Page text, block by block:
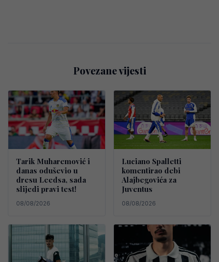
Povezane vijesti
Tarik Muharemović i
danas oduševio u
dresu Leedsa, sada
slijedi pravi test!
08/08/2026
Luciano Spalletti
komentirao debi
Alajbegovića za
Juventus
08/08/2026